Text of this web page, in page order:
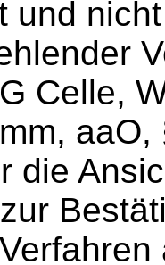
und
Celle,
die